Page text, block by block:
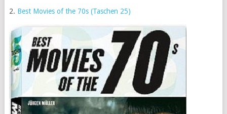
2. Best Movies of the 70s (Taschen 25)